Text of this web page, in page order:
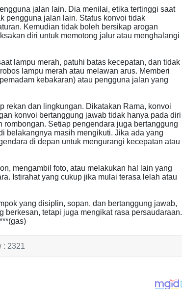
jalan lain. Dia menilai, etika tertinggi saat
pengguna jalan lain. Status konvoi tidak
Kemudian tidak boleh bersikap arogan
diri untuk memotong jalur atau menghalangi
lampu merah, patuhi batas kecepatan, dan tidak
lampu merah atau melawan arus. Memberi
kebakaran) atau pengguna jalan yang
rekan dan lingkungan. Dikatakan Rama, konvoi
konvoi bertanggung jawab tidak hanya pada diri
Setiap pengendara juga bertanggung
belakangnya masih mengikuti. Jika ada yang
di depan untuk mengurangi kecepatan atau
mengambil foto, atau melakukan hal lain yang
Istirahat yang cukup jika mulai terasa lelah atau
yang disiplin, sopan, dan bertanggung jawab,
berkesan, tetapi juga mengikat rasa persaudaraan.
: 2321